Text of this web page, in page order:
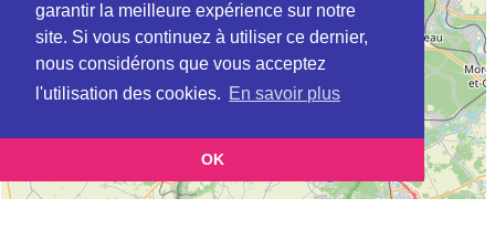
garantir la meilleure expérience sur notre
site. Si vous continuez à utiliser ce dernier,
nous considérons que vous acceptez
l'utilisation des cookies. En savoir plus
OK